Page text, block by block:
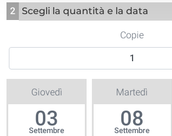
2 Scegli la quantità e la data
Copie
Giovedì
03
Settembre
Martedì
08
Settembre